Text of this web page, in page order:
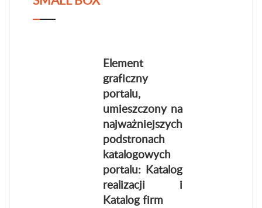
Element
graficzny
portalu,
umieszczony na
najważniejszych
podstronach
katalogowych
portalu: Katalog
realizacji i
Katalog firm